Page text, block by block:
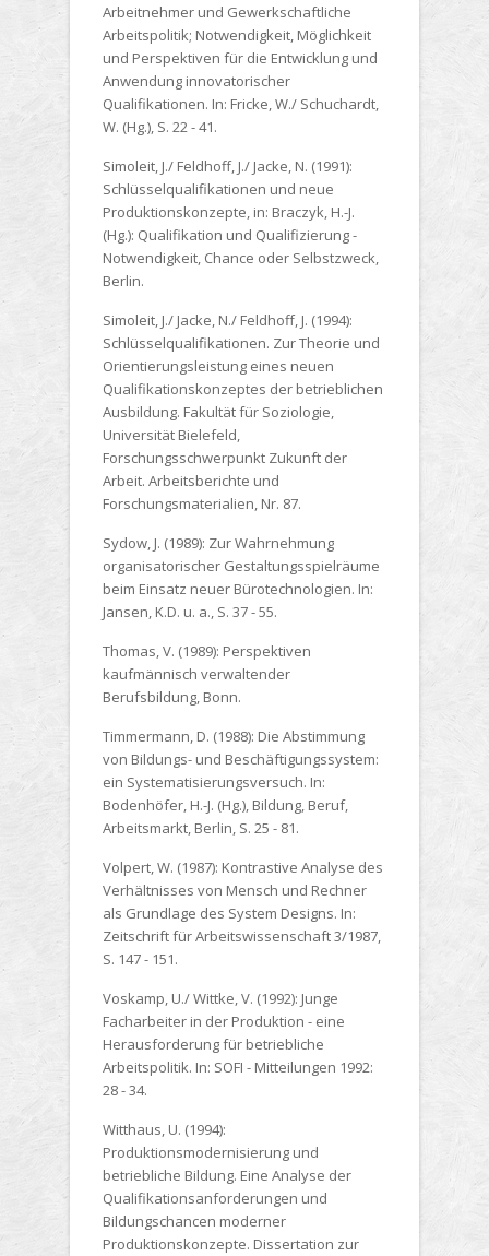
Arbeitnehmer und Gewerkschaftliche
Arbeitspolitik; Notwendigkeit, Möglichkeit
und Perspektiven für die Entwicklung und
Anwendung innovatorischer
Qualifikationen. In: Fricke, W./ Schuchardt,
W. (Hg.), S. 22 - 41.
Simoleit, J./ Feldhoff, J./ Jacke, N. (1991):
Schlüsselqualifikationen und neue
Produktionskonzepte, in: Braczyk, H.-J.
(Hg.): Qualifikation und Qualifizierung -
Notwendigkeit, Chance oder Selbstzweck,
Berlin.
Simoleit, J./ Jacke, N./ Feldhoff, J. (1994):
Schlüsselqualifikationen. Zur Theorie und
Orientierungsleistung eines neuen
Qualifikationskonzeptes der betrieblichen
Ausbildung. Fakultät für Soziologie,
Universität Bielefeld,
Forschungsschwerpunkt Zukunft der
Arbeit. Arbeitsberichte und
Forschungsmaterialien, Nr. 87.
Sydow, J. (1989): Zur Wahrnehmung
organisatorischer Gestaltungsspielräume
beim Einsatz neuer Bürotechnologien. In:
Jansen, K.D. u. a., S. 37 - 55.
Thomas, V. (1989): Perspektiven
kaufmännisch verwaltender
Berufsbildung, Bonn.
Timmermann, D. (1988): Die Abstimmung
von Bildungs- und Beschäftigungssystem:
ein Systematisierungsversuch. In:
Bodenhöfer, H.-J. (Hg.), Bildung, Beruf,
Arbeitsmarkt, Berlin, S. 25 - 81.
Volpert, W. (1987): Kontrastive Analyse des
Verhältnisses von Mensch und Rechner
als Grundlage des System Designs. In:
Zeitschrift für Arbeitswissenschaft 3/1987,
S. 147 - 151.
Voskamp, U./ Wittke, V. (1992): Junge
Facharbeiter in der Produktion - eine
Herausforderung für betriebliche
Arbeitspolitik. In: SOFI - Mitteilungen 1992:
28 - 34.
Witthaus, U. (1994):
Produktionsmodernisierung und
betriebliche Bildung. Eine Analyse der
Qualifikationsanforderungen und
Bildungschancen moderner
Produktionskonzepte. Dissertation zur